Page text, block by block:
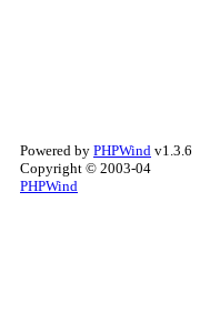
Powered by PHPWind v1.3.6
Copyright © 2003-04
PHPWind